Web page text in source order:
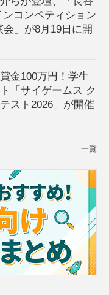
コンペティション
」が8月19日に開
金100万円！学生
「サイゲームス ク
スト2026」が開催
一覧